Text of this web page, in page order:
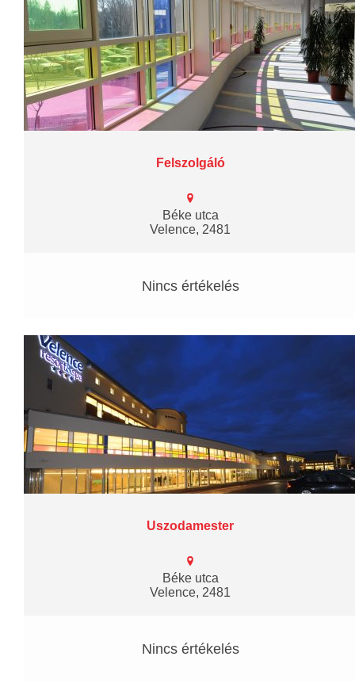
Felszolgáló
Béke utca
Velence, 2481
Nincs értékelés
Uszodamester
Béke utca
Velence, 2481
Nincs értékelés